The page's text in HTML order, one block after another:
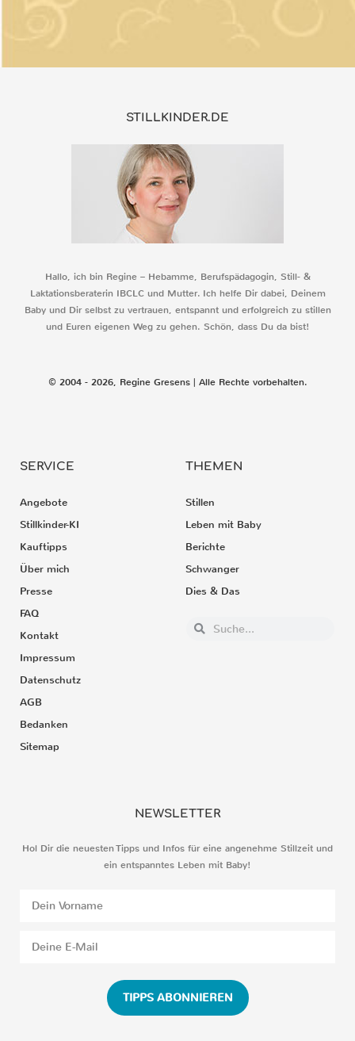
STILLKINDER.DE
Hallo, ich bin Regine – Hebamme, Berufspädagogin, Still- &
Laktationsberaterin IBCLC und Mutter. Ich helfe Dir dabei, Deinem
Baby und Dir selbst zu vertrauen, entspannt und erfolgreich zu stillen
und Euren eigenen Weg zu gehen. Schön, dass Du da bist!
© 2004 - 2026, Regine Gresens | Alle Rechte vorbehalten.
SERVICE
Angebote
Stillkinder-KI
Kauftipps
Über mich
Presse
FAQ
Kontakt
Impressum
Datenschutz
AGB
Bedanken
Sitemap
THEMEN
Stillen
Leben mit Baby
Berichte
Schwanger
Dies & Das
NEWSLETTER
Hol Dir die neuesten Tipps und Infos für eine angenehme Stillzeit und
ein entspanntes Leben mit Baby!
TIPPS ABONNIEREN